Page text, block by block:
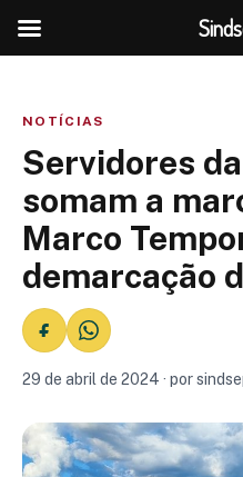
NOTÍCIAS
Servidores
somam a
Marco
demarcação
29 de abril de 2024 · por